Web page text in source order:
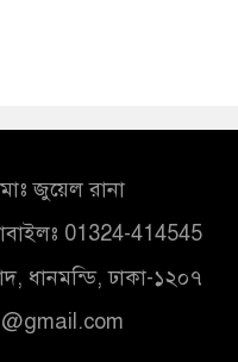
জুয়েল রানা
01324-414545
ধানমন্ডি, ঢাকা-১২০৭